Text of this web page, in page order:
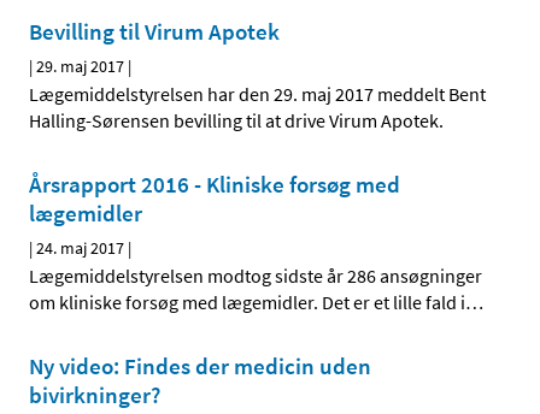
Bevilling til Virum Apotek
|29. maj 2017 |
Lægemiddelstyrelsen har den 29. maj 2017 meddelt Bent
Halling-Sørensen bevilling til at drive Virum Apotek.
Årsrapport 2016 - Kliniske forsøg med
lægemidler
|24. maj 2017 |
Lægemiddelstyrelsen modtog sidste år 286 ansøgninger
om kliniske forsøg med lægemidler. Det er et lille fald i…
Ny video: Findes der medicin uden
bivirkninger?